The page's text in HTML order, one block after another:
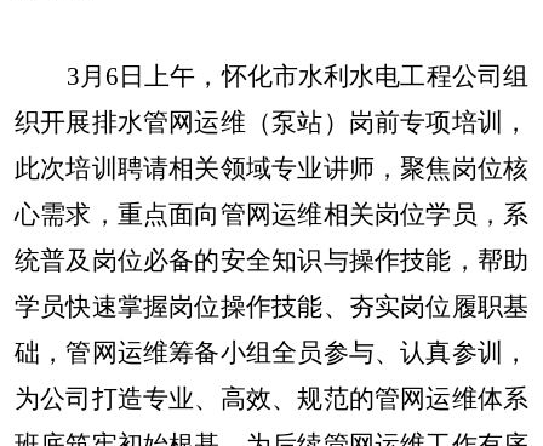
3月6日上午，怀化市水利水电工程公司组
织开展排水管网运维（泵站）岗前专项培训，
此次培训聘请相关领域专业讲师，聚焦岗位核
心需求，重点面向管网运维相关岗位学员，系
统普及岗位必备的安全知识与操作技能，帮助
学员快速掌握岗位操作技能、夯实岗位履职基
础，管网运维筹备小组全员参与、认真参训，
为公司打造专业、高效、规范的管网运维体系